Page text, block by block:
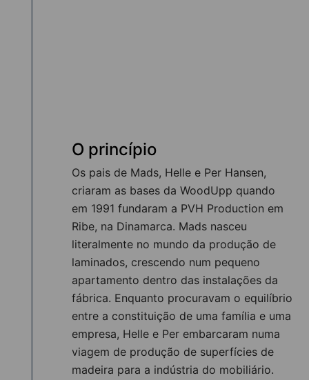
O princípio
Os pais de Mads, Helle e Per Hansen,
criaram as bases da WoodUpp quando
em 1991 fundaram a PVH Production em
Ribe, na Dinamarca. Mads nasceu
literalmente no mundo da produção de
laminados, crescendo num pequeno
apartamento dentro das instalações da
fábrica. Enquanto procuravam o equilíbrio
entre a constituição de uma família e uma
empresa, Helle e Per embarcaram numa
viagem de produção de superfícies de
madeira para a indústria do mobiliário.